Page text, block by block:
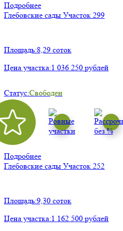
Подробнее
Глебовские сады Участок 299
Площадь:8,29 соток
Цена участка:1 036 250 рублей
Статус:Свободен
Подробнее
Глебовские сады Участок 252
Площадь:9,30 соток
Цена участка:1 162 500 рублей